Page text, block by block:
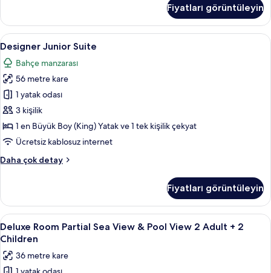
fotoğrafları
görün
İki
Ayrı
Yataklı
Kısmi
Deniz
Manzaralı
hakkında
daha
fazla
detay
Fiyatları görüntüleyin
Designer
Junior
Suite
için
tüm
fotoğrafları
görün
Ücretsiz minibar, odada kasa, masa,
5
Designer Junior Suite
Bahçe manzarası
56 metre kare
1 yatak odası
3 kişilik
1 en Büyük Boy (King) Yatak ve 1 tek kişilik çekyat
Ücretsiz kablosuz internet
Daha çok detay
Designer
daha
fazla
detay
Fiyatları görüntüleyin
Deluxe
Room
Partial
Sea
7
Deluxe Room Partial Sea View & Pool View 2 Adult + 2
Children
36 metre kare